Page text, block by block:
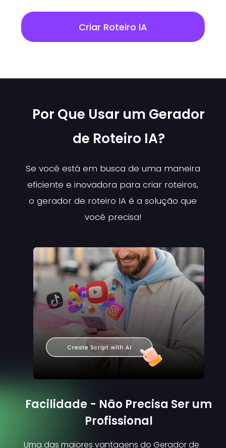
Criar Roteiro lA
Por Que Usar um Gerador
de Roteiro IA?
Se você está em busca de uma maneira
eficiente e inovadora para criar roteiros,
o gerador de roteiro IA é a solução que
você precisa!
Facilidade - Não Precisa Ser um
Profissional
Uma das maiores vantagens do Gerador de